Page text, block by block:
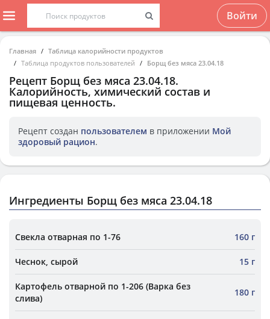
Войти
Главная
Таблица калорийности продуктов
Таблица продуктов пользователей
Борщ без мяса 23.04.18
Рецепт Борщ без мяса 23.04.18.
Калорийность, химический состав и
пищевая ценность.
Рецепт создан пользователем в приложении Мой
здоровый рацион.
Ингредиенты Борщ без мяса 23.04.18
Свекла отварная по 1-76 160 г
Чеснок, сырой 15 г
Картофель отварной по 1-206 (Варка без
слива)
180 г